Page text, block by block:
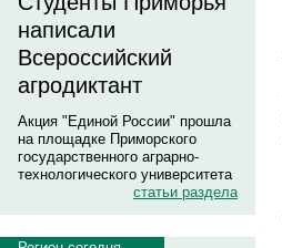
написали
Всероссийский
агродиктант
Акция "Единой России" прошла
на площадке Приморского
государственного аграрно-
технологического университета
статьи раздела